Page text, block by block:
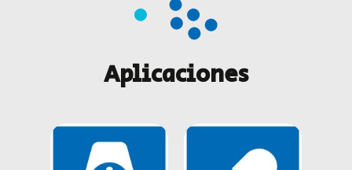
Aplicaciones